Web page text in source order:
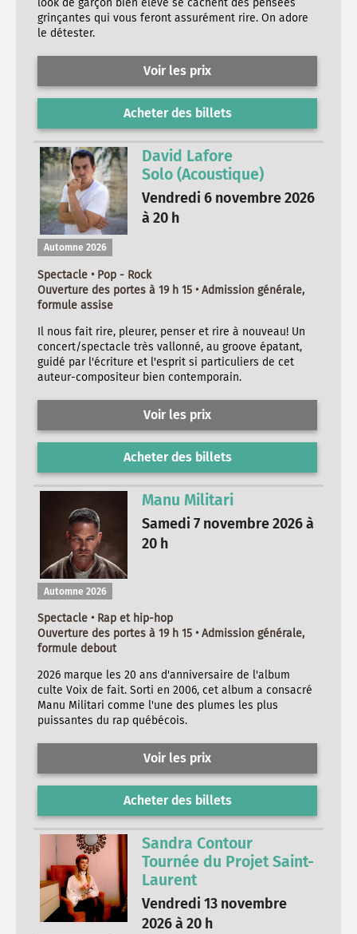
look de garçon bien élevé se cachent des pensées
grinçantes qui vous feront assurément rire. On adore
le détester.
Voir les prix
Acheter des billets
David Lafore
Solo (Acoustique)
Vendredi 6 novembre 2026
à 20 h
Automne 2026
Spectacle • Pop - Rock
Ouverture des portes à 19 h 15 • Admission générale,
formule assise
Il nous fait rire, pleurer, penser et rire à nouveau! Un
concert/spectacle très vallonné, au groove épatant,
guidé par l'écriture et l'esprit si particuliers de cet
auteur-compositeur bien contemporain.
Voir les prix
Acheter des billets
Manu Militari
Samedi 7 novembre 2026 à
20 h
Automne 2026
Spectacle • Rap et hip-hop
Ouverture des portes à 19 h 15 • Admission générale,
formule debout
2026 marque les 20 ans d'anniversaire de l'album
culte Voix de fait. Sorti en 2006, cet album a consacré
Manu Militari comme l'une des plumes les plus
puissantes du rap québécois.
Voir les prix
Acheter des billets
Sandra Contour
Tournée du Projet Saint-
Laurent
Vendredi 13 novembre
2026 à 20 h